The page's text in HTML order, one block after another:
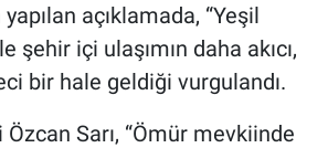
yapılan açıklamada, “Yeşil
şehir içi ulaşımın daha akıcı,
bir hale geldiği vurgulandı.
Sarı, “Ömür mevkiinde